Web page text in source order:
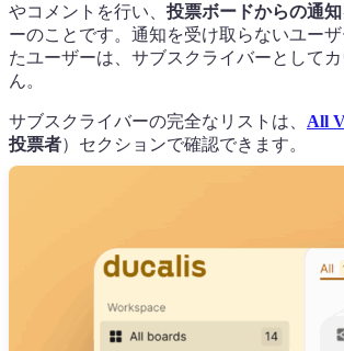
やコメントを行い、 投票ボードからの通
ーのことです。通知を受け取らないユー
たユーザーは、サブスクライバーとして
ん。
サブスクライバーの完全なリストは、 All
投票者）セクションで確認できます。